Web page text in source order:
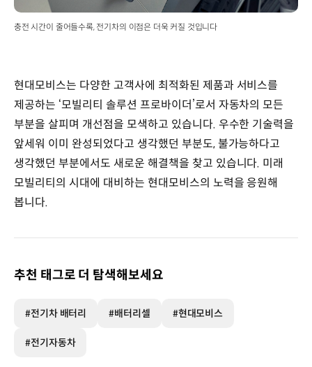
충전 시간이 줄어들수록, 전기차의 이점은 더욱 커질 것입니다
현대모비스는 다양한 고객사에 최적화된 제품과 서비스를
제공하는 ‘모빌리티 솔루션 프로바이더’로서 자동차의 모든
부분을 살피며 개선점을 모색하고 있습니다. 우수한 기술력을
앞세워 이미 완성되었다고 생각했던 부분도, 불가능하다고
생각했던 부분에서도 새로운 해결책을 찾고 있습니다. 미래
모빌리티의 시대에 대비하는 현대모비스의 노력을 응원해
봅니다.
추천 태그로 더 탐색해보세요
#전기차 배터리 #배터리셀 #현대모비스
#전기자동차